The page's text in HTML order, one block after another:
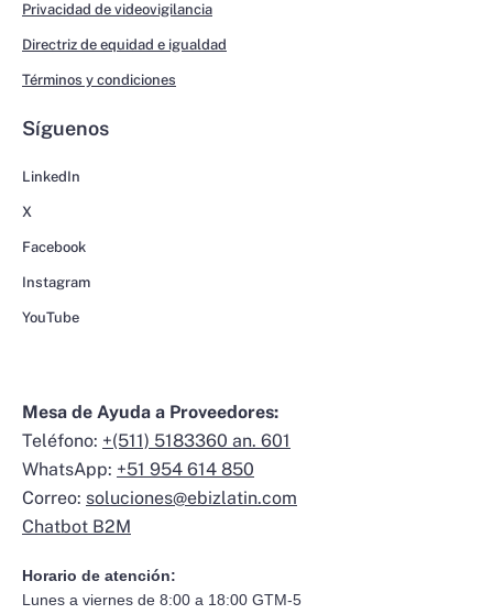
Privacidad de videovigilancia
Directriz de equidad e igualdad
Términos y condiciones
Síguenos
LinkedIn
X
Facebook
Instagram
YouTube
Mesa de Ayuda a Proveedores:
Teléfono: +(511) 5183360 an. 601
WhatsApp: +51 954 614 850
Correo: soluciones@ebizlatin.com
Chatbot B2M
Horario de atención:
Lunes a viernes de 8:00 a 18:00 GTM-5